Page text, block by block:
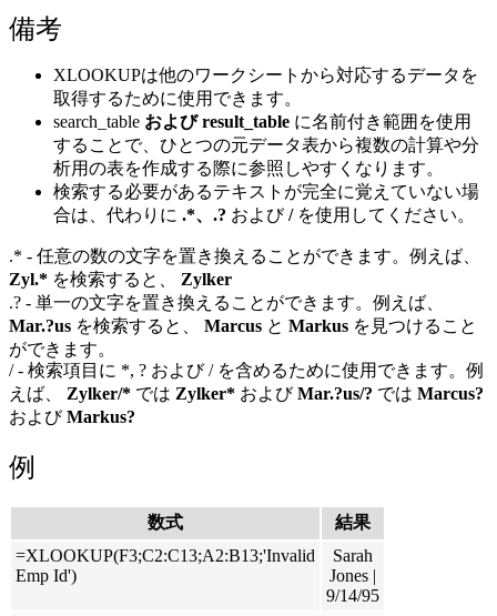
備考
XLOOKUPは他のワークシートから対応するデータを
取得するために使用できます。
search_table および result_table に名前付き範囲を使用
することで、ひとつの元データ表から複数の計算や分
析用の表を作成する際に参照しやすくなります。
検索する必要があるテキストが完全に覚えていない場
合は、代わりに .*、.? および / を使用してください。
.* - 任意の数の文字を置き換えることができます。例えば、
Zyl.* を検索すると、
Zylker
.? - 単一の文字を置き換えることができます。例えば、
Mar.?us を検索すると、 Marcus と Markus を見つけること
ができます。
/ - 検索項目に *, ? および / を含めるために使用できます。例
えば、
Zylker/* では Zylker* および Mar.?us/? では Marcus?
および Markus?
例
数式
結果
=XLOOKUP(F3;C2:C13;A2:B13;'Invalid
Emp Id')
Sarah
Jones |
9/14/95